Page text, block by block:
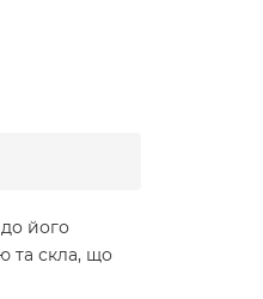
його
та скла, що